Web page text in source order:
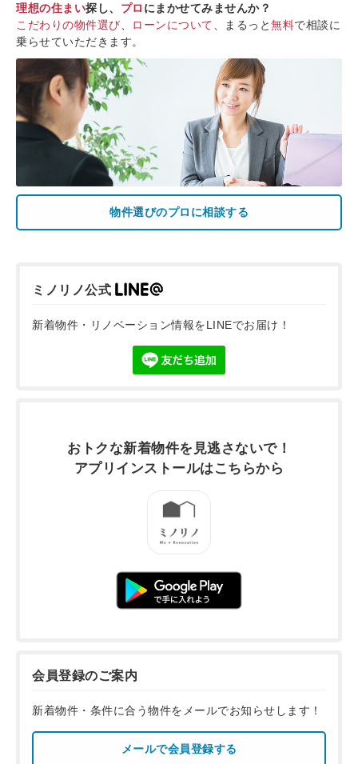
理想の住まい探し、 プロ にまかせてみませんか？
こだわりの物件選び
ローンについて 、まるっと無料で相談に
乗らせていただきます。
物件選びのプロに相談する
ミノリノ公式
新着物件・リノベーション情報をLINEでお届け！
おトクな新着物件を 見逃さないで！
アプリインストールはこちらから
会員登録のご案内
新着物件・条件に合う物件をメールでお知らせします！
メールで会員登録する